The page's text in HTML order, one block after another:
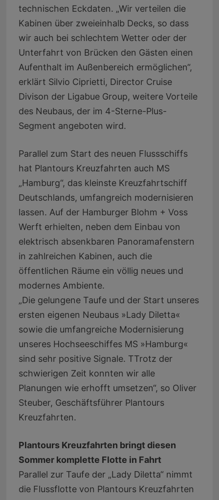
technischen Eckdaten. „Wir verteilen die
Kabinen über zweieinhalb Decks, so dass
wir auch bei schlechtem Wetter oder der
Unterfahrt von Brücken den Gästen einen
Aufenthalt im Außenbereich ermöglichen“,
erklärt Silvio Ciprietti, Director Cruise
Divison der Ligabue Group, weitere Vorteile
des Neubaus, der im 4-Sterne-Plus-
Segment angeboten wird.
Parallel zum Start des neuen Flussschiffs
hat Plantours Kreuzfahrten auch MS
„Hamburg“, das kleinste Kreuzfahrtschiff
Deutschlands, umfangreich modernisieren
lassen. Auf der Hamburger Blohm + Voss
Werft erhielten, neben dem Einbau von
elektrisch absenkbaren Panoramafenstern
in zahlreichen Kabinen, auch die
öffentlichen Räume ein völlig neues und
modernes Ambiente.
„Die gelungene Taufe und der Start unseres
ersten eigenen Neubaus »Lady Diletta«
sowie die umfangreiche Modernisierung
unseres Hochseeschiffes MS »Hamburg«
sind sehr positive Signale. TTrotz der
schwierigen Zeit konnten wir alle
Planungen wie erhofft umsetzen“, so Oliver
Steuber, Geschäftsführer Plantours
Kreuzfahrten.
Plantours Kreuzfahrten bringt diesen
Sommer komplette Flotte in Fahrt
Parallel zur Taufe der „Lady Diletta“ nimmt
die Flussflotte von Plantours Kreuzfahrten